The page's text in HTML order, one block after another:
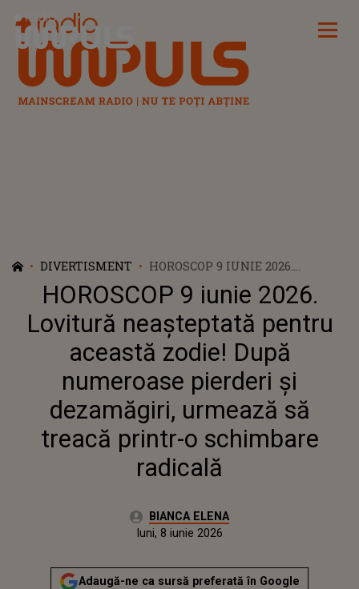
Radio Impuls
DIVERTISMENT
HOROSCOP 9 IUNIE 2026.
LOVITURĂ NEAȘTEPTATĂ
PENTRU ACEASTĂ ZODIE! DUPĂ
NUMEROASE PIERDERI ȘI
DEZAMĂGIRI, URMEAZĂ SĂ
TREACĂ PRINTR-O SCHIMBARE
HOROSCOP 9 iunie 2026.
Lovitură neașteptată pentru
această zodie! După
numeroase pierderi și
dezamăgiri, urmează să
treacă printr-o schimbare
radicală
Autor:BIANCA ELENA
Publicat:
luni, 8 iunie 2026
Adaugă-ne ca sursă preferată în Google